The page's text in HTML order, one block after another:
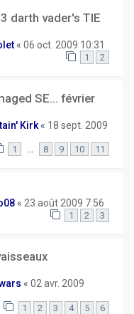
darth vader's TIE
« 06 oct. 2009 10:31
1 2
SE... février
Kirk « 18 sept. 2009
1 … 8 9 10 11
« 23 août 2009 7:56
1 2 3
« 02 avr. 2009
1 2 3 4 5 6